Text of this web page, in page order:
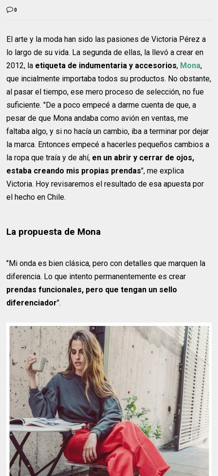
0
El arte y la moda han sido las pasiones de Victoria Pérez a
lo largo de su vida. La segunda de ellas, la llevó a crear en
2012, la etiqueta de indumentaria y accesorios, Mona,
que incialmente importaba todos su productos. No obstante,
al pasar el tiempo, ese mero proceso de selección, no fue
suficiente. "De a poco empecé a darme cuenta de que, a
pesar de que Mona andaba como avión en ventas, me
faltaba algo, y si no hacía un cambio, iba a terminar por dejar
la marca. Entonces empecé a hacerles pequeños cambios a
la ropa que traía y de ahí, en un abrir y cerrar de ojos,
estaba creando mis propias prendas", me explica
Victoria. Hoy revisaremos el resultado de esa apuesta por
el hecho en Chile.
La propuesta de Mona
"Mi onda es bien clásica, pero con detalles que marquen la
diferencia. Lo que intento permanentemente es crear
prendas funcionales, pero que tengan un sello
diferenciador".